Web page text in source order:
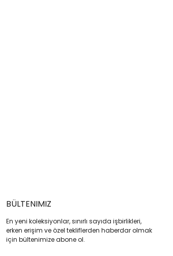
BÜLTENIMIZ
En yeni koleksiyonlar, sınırlı sayıda işbirlikleri,
erken erişim ve özel tekliflerden haberdar olmak
için bültenimize abone ol.